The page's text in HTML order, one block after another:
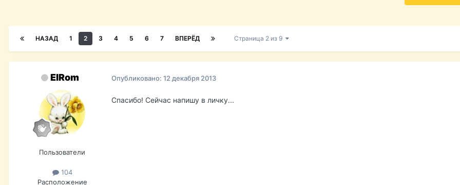
НАЗАД 1 2 3 4 5 6 7 ВПЕРЁД Страница 2 из 9
ElRom
Пользователи
104
Расположение
Опубликовано: 12 декабря 2013
Спасибо! Сейчас напишу в личку...